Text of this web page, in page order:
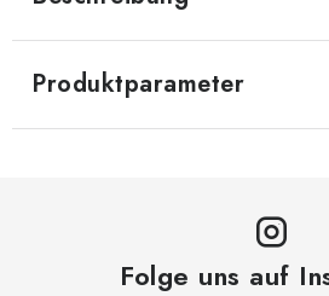
Produktparameter
Folge uns auf